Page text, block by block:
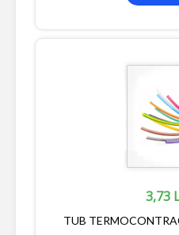
3,73
TUB